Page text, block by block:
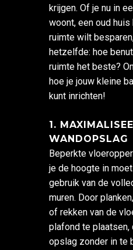
krijgen. Of je nu in
woont, een oud
ruimte wilt
hetzelfde: hoe
ruimte het beste?
hoe je jouw kleine
kunt inrichten!
1.
WANDOPSLAG
Beperkte
je de hoogte in
gebruik van de
muren. Door
of rekken van de
plafond te plaatsen,
opslag zonder in te